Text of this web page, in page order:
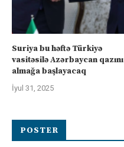
Suriya bu həftə Türkiyə
vasitəsilə Azərbaycan qazını
almağa başlayacaq
İyul 31, 2025
POSTER